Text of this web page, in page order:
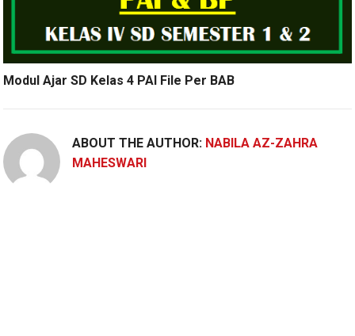
Modul Ajar SD Kelas 4 PAI File Per BAB
ABOUT THE AUTHOR: NABILA AZ-ZAHRA
MAHESWARI